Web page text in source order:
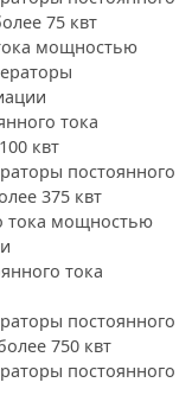
75 квт
мощностью
тока
квт
постоянного
375 квт
тока мощностью
тока
постоянного
750 квт
постоянного